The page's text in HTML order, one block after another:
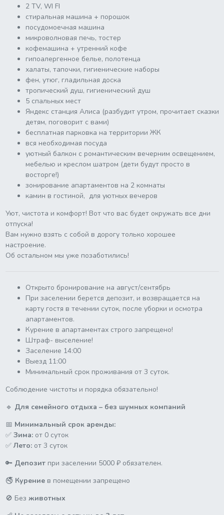
2 TV, WI FI
стиральная машина + порошок
посудомоечная машина
микроволновая печь, тостер
кофемашина + утренний кофе
гипоалергенное белье, полотенца
халаты, тапочки, гигиенические наборы
фен, утюг, гладильная доска
тропический душ, гигиенический душ
5 спальных мест
Яндекс станция Алиса (разбудит утром, прочитает сказки
детям, поговорит с вами)
бесплатная парковка на территории ЖК
вся необходимая посуда
уютный балкон с романтическим вечерним освещением,
мебелью и креслом шатром (дети будут просто в
восторге!)
зонирование апартаментов на 2 комнаты
камин в гостиной, для уютных вечеров
Уют, чистота и комфорт! Вот что вас будет окружать все дни
отпуска!
Вам нужно взять с собой в дорогу только хорошее
настроение.
Об остальном мы уже позаботились!
Открыто бронирование на август/сентябрь
При заселении берется депозит, и возвращается на
карту гостя в течении суток, после уборки и осмотра
апартаментов.
Курение в апартаментах строго запрещено!
Штраф- выселение!
Заселение 14:00
Выезд 11:00
Минимальный срок проживания от 3 суток.
Соблюдение чистоты и порядка обязательно!
🔹 Для семейного отдыха – без шумных компаний
📅 Минимальный срок аренды:
✅ Зима:от 0 суток
✅ Лето:от 3 суток
🔑 Депозитпри заселении 5000 ₽ обязателен.
🚭 Курениев помещении запрещено
🚫 Без животных